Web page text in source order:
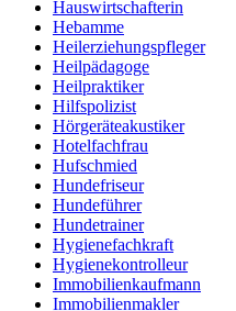
Hauswirtschafterin
Hebamme
Heilerziehungspfleger
Heilpädagoge
Heilpraktiker
Hilfspolizist
Hörgeräteakustiker
Hotelfachfrau
Hufschmied
Hundefriseur
Hundeführer
Hundetrainer
Hygienefachkraft
Hygienekontrolleur
Immobilienkaufmann
Immobilienmakler